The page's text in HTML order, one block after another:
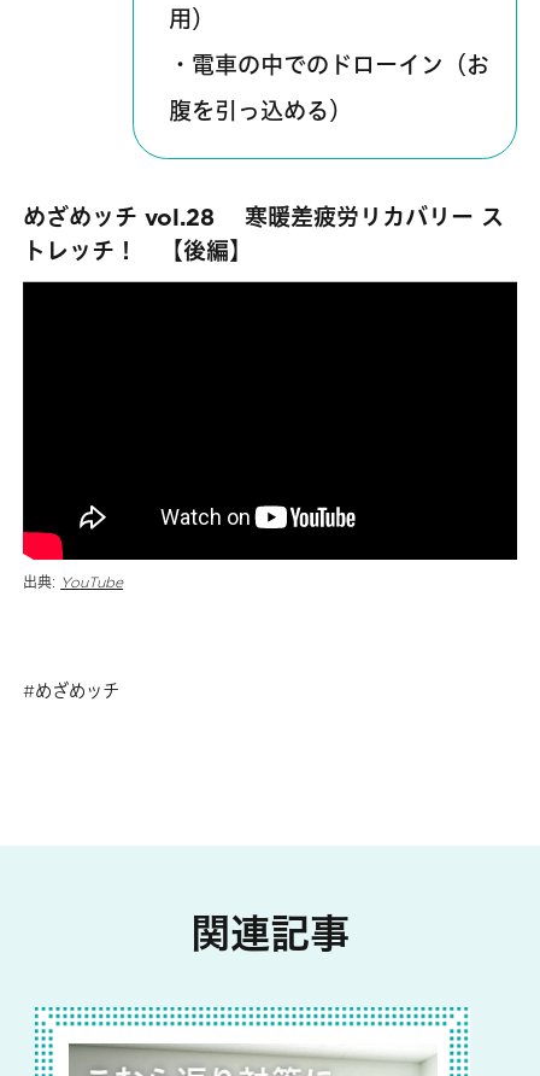
用）
・電車の中でのドローイン（お
腹を引っ込める）
めざめッチ vol.28 寒暖差疲労リカバリー ス
トレッチ！ 【後編】
出典: YouTube
めざめッチ
関連記事